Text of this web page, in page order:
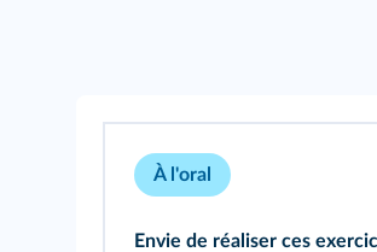
À l'oral
Envie de réaliser ces